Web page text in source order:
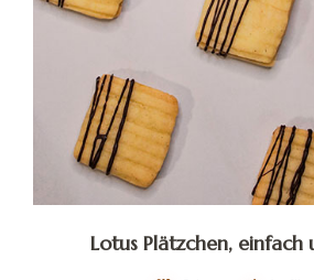
Lotus Plätzchen, einfach